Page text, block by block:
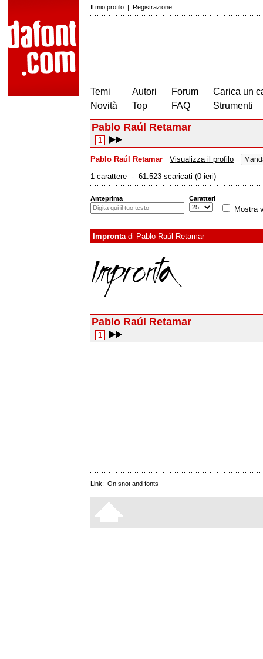
Il mio profilo | Registrazione
Temi
Novità
Autori
Top
Forum
FAQ
Carica un
Strumenti
Pablo Raúl Retamar
1
Pablo Raúl Retamar Visualizza il profilo
1 carattere - 61.523 scaricati (0 ieri)
Anteprima Caratteri
Mostra
Improntadi Pablo Raúl Retamar
Pablo Raúl Retamar
1
Link: On snot and fonts